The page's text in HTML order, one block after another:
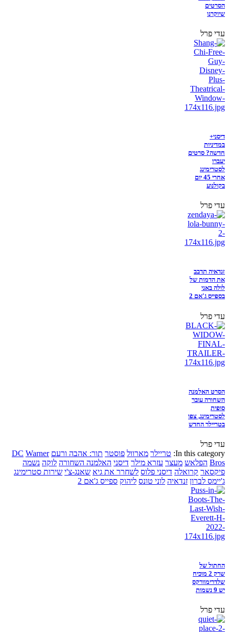
הסרטים
שיוקרנו
עדי פרל
דיסני+
במדיניות
חדשה? סרטים
יעברו
לסטרימינג
אחרי 45 יום
בקולנוע
עדי פרל
זנדאיה תדבב
את הדמות של
לולה באני
בספייס ג'אם 2
עדי פרל
הסרט האלמנה
השחורה עובר
סופית
לסטרימינג, צפו
בטריילר החדש
עדי פרל
In this category: טריילר מארוול פוסטר תור: אהבה ורעם DC Warner
Bros הפלאש מעצר עזרא מילר דיסני האלמנה השחורה לוקה נשמה
פיקסאר קרואלה דיסני פלוס לשחרר את גיא שאנג-צ'י שירות סטרימינג
ג'יימס לברון זנדאיה לוני טונס ליהוק ספייס ג'אם 2
החתול של
שרק 2 מוכיח
שלדרימוורקס
יש 9 נשמות
עדי פרל